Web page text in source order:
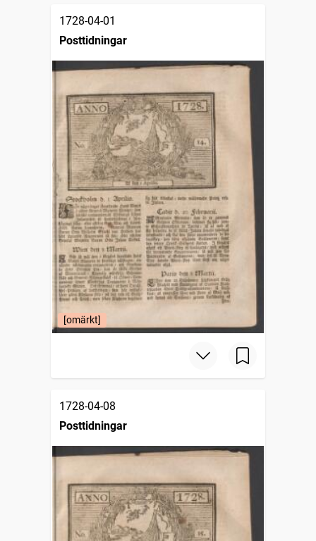
1728-04-01
Posttidningar
[omärkt]
1728-04-08
Posttidningar